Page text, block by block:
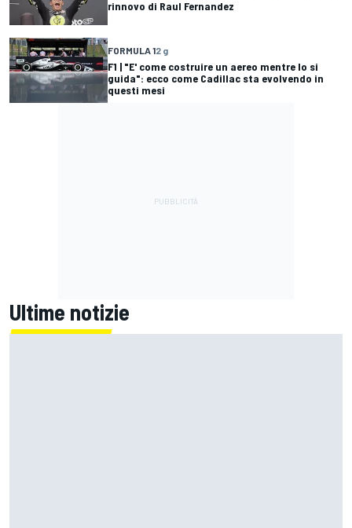
rinnovo di Raul Fernandez
FORMULA 12 g
F1 | "E' come costruire un aereo mentre lo si
guida": ecco come Cadillac sta evolvendo in
questi mesi
Ultime notizie